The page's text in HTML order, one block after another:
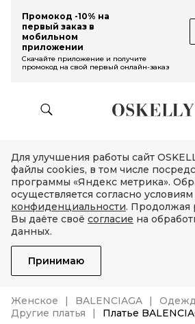
Промокод -10% на
первый заказ в
мобильном
приложении
Скачайте приложение и получите
промокод на свой первый онлайн-заказ
Для улучшения работы сайт
файлы cookies, в том числе
программы «Яндекс метрика».
осуществляется согласно условиям
конфиденциальности. Продолжая
Вы даёте своё согласие на
данных.
Принимаю
Женское BALENCIAGA
Другие платья
Платье